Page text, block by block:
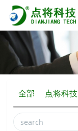
全部 点将科技